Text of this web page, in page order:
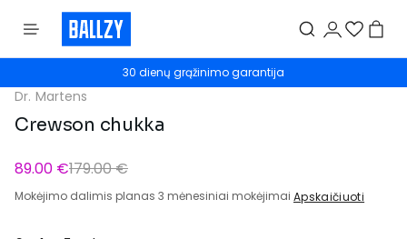
30 dienų grąžinimo garantija
Dr. Martens
Crewson chukka
89.00 €179.00 €
Mokėjimo dalimis planas 3 mėnesiniai mokėjimai Apskaičiuoti